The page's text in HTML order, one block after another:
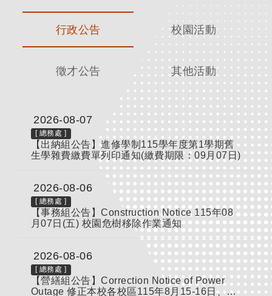
行政公告 校園活動
徵才公告 其他活動
2026-08-07
[ 總務處 ]
【出納組公告】進修學制115學年度第1學期舊
生學雜費繳費單列印通知(繳費期限：09月07日)
2026-08-06
[ 總務處 ]
【事務組公告】Construction Notice 115年08
月07日(五) 校園危樹移除作業通知
2026-08-06
[ 總務處 ]
【營繕組公告】Correction Notice of Power
Outage 修正本校各校區115年8月15-16日、22